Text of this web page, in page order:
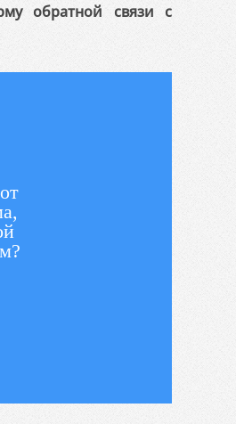
обратной связи с